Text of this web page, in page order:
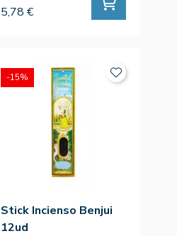
5,78 €
Stick Incienso Benjui
12ud
-15%